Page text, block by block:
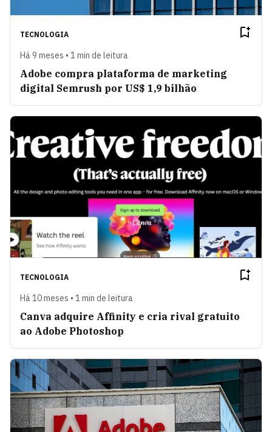
TECNOLOGIA
Há 9 meses • 1 min de leitura
Adobe compra plataforma de marketing
digital Semrush por US$ 1,9 bilhão
TECNOLOGIA
Há 10 meses • 1 min de leitura
Canva adquire Affinity e cria rival gratuito
ao Adobe Photoshop